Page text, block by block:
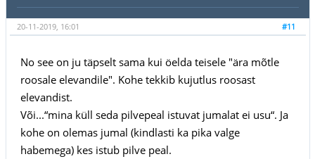
#11
20-11-2019, 16:01
No see on ju täpselt sama kui öelda teisele "ära mõtle
roosale elevandile". Kohe tekkib kujutlus roosast
elevandist.
Või...“mina küll seda pilvepeal istuvat jumalat ei usu“. Ja
kohe on olemas jumal (kindlasti ka pika valge
habemega) kes istub pilve peal.